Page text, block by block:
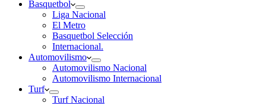
Basquetbol
Liga Nacional
El Metro
Basquetbol Selección
Internacional.
Automovilismo
Automovilismo Nacional
Automovilismo Internacional
Turf
Turf Nacional